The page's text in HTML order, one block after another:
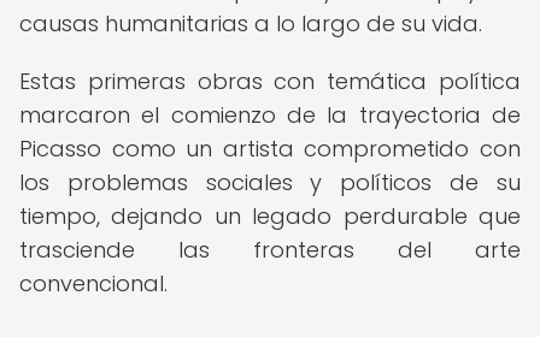
causas humanitarias a lo largo de su vida.
Estas primeras obras con temática política
marcaron el comienzo de la trayectoria de
Picasso como un artista comprometido con
los problemas sociales y políticos de su
tiempo, dejando un legado perdurable que
trasciende las fronteras del arte
convencional.